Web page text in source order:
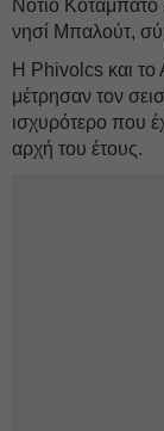
Νότιο Κοταμπάτο
νησί Μπαλούτ,
Η Phivolcs και το
μέτρησαν τον
ισχυρότερο που
αρχή του έτους.